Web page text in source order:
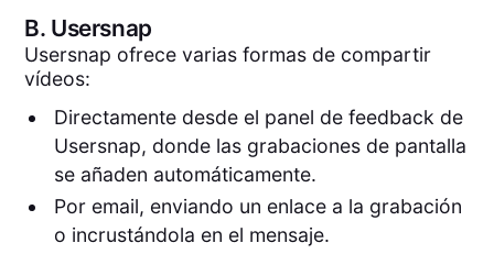
B. Usersnap
Usersnap ofrece varias formas de compartir
vídeos:
Directamente desde el panel de feedback de
Usersnap, donde las grabaciones de pantalla
se añaden automáticamente.
Por email, enviando un enlace a la grabación
o incrustándola en el mensaje.